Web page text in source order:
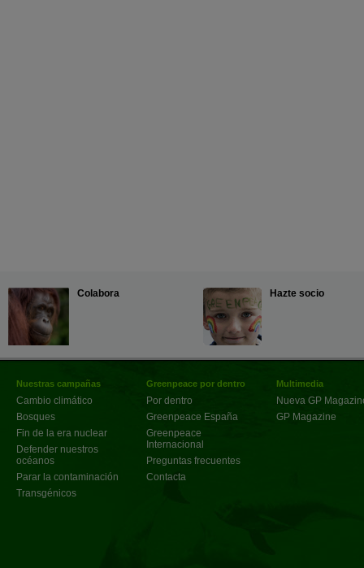
Colabora Hazte socio
Nuestras campañas
Cambio climático
Bosques
Fin de la era nuclear
Defender nuestros
océanos
Parar la contaminación
Transgénicos
Greenpeace por dentro
Por dentro
Greenpeace España
Greenpeace
Internacional
Preguntas frecuentes
Contacta
Multimedia
Nueva GP
GP Magazine